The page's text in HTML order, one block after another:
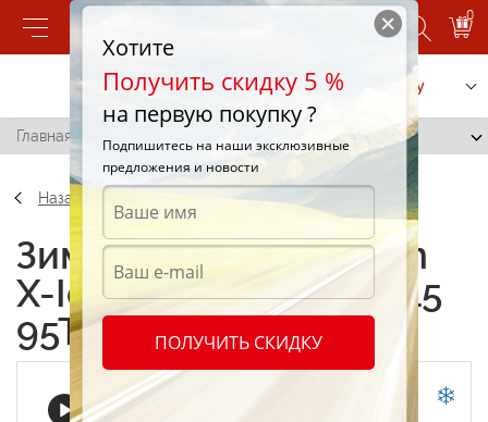
0
Позвонить Заказать услугу
Главная / Michelin X-Ice 3 (Xi3) 205/70 R15 95T
Назад
Зимние шины Michelin
X-Ice 3 (Xi3) 205/70 R15
95T
Хотите
Получить скидку 5 %
на первую покупку ?
Подпишитесь на наши эксклюзивные
предложения и новости
ПОЛУЧИТЬ СКИДКУ